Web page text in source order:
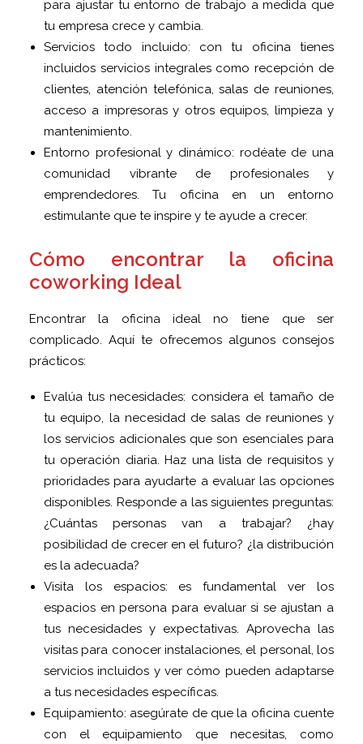
para ajustar tu entorno de trabajo a medida que
tu empresa crece y cambia.
Servicios todo incluido: con tu oficina tienes
incluidos servicios integrales como recepción de
clientes, atención telefónica, salas de reuniones,
acceso a impresoras y otros equipos, limpieza y
mantenimiento.
Entorno profesional y dinámico: rodéate de una
comunidad vibrante de profesionales y
emprendedores. Tu oficina en un entorno
estimulante que te inspire y te ayude a crecer.
Cómo encontrar la oficina
coworking Ideal
Encontrar la oficina ideal no tiene que ser
complicado. Aquí te ofrecemos algunos consejos
prácticos:
Evalúa tus necesidades: considera el tamaño de
tu equipo, la necesidad de salas de reuniones y
los servicios adicionales que son esenciales para
tu operación diaria. Haz una lista de requisitos y
prioridades para ayudarte a evaluar las opciones
disponibles. Responde a las siguientes preguntas:
¿Cuántas personas van a trabajar? ¿hay
posibilidad de crecer en el futuro? ¿la distribución
es la adecuada?
Visita los espacios: es fundamental ver los
espacios en persona para evaluar si se ajustan a
tus necesidades y expectativas. Aprovecha las
visitas para conocer instalaciones, el personal, los
servicios incluidos y ver cómo pueden adaptarse
a tus necesidades específicas.
Equipamiento: asegúrate de que la oficina cuente
con el equipamiento que necesitas, como